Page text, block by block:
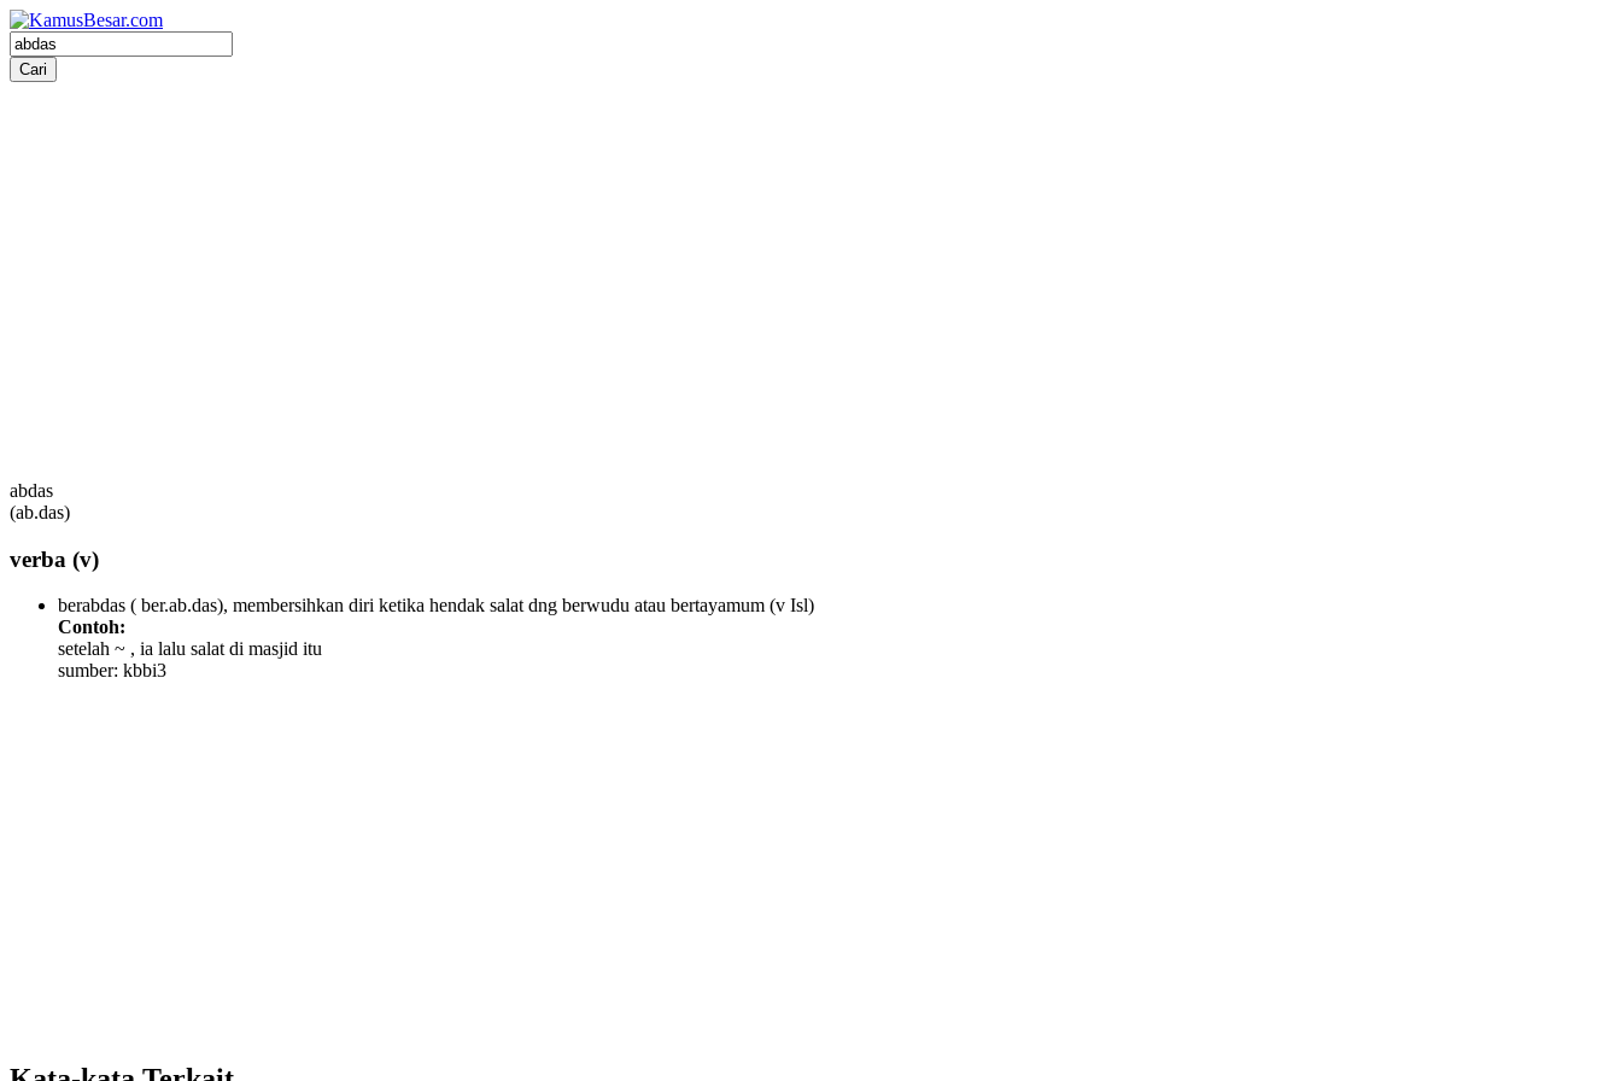
abdas
(ab.das)
verba (v)
berabdas ( ber.ab.das), membersihkan diri ketika hendak salat dng berwudu atau bertayamum (v Isl)
Contoh:
setelah ~ , ia lalu salat di masjid itu
sumber: kbbi3